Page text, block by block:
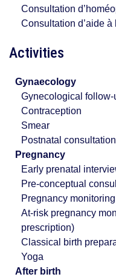
Consultation
Consultation d’aide à
Activities
Gynaecology
Gynecological follow-
Contraception
Smear
Postnatal consultation
Pregnancy
Early prenatal
Pre-conceptual
Pregnancy monitoring
At-risk pregnancy
prescription)
Classical birth
Yoga
After birth